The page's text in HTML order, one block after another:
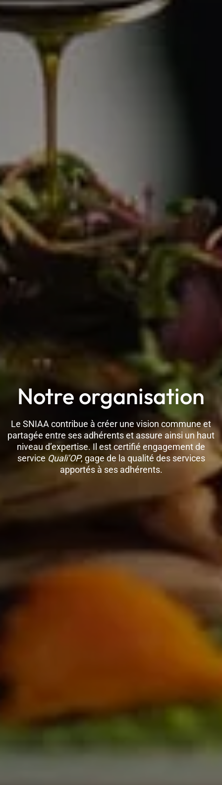
Notre organisation
Le SNIAA contribue à créer une vision commune et
partagée entre ses adhérents et assure ainsi un haut
niveau d’expertise. Il est certifié engagement de
service Quali’OP, gage de la qualité des services
apportés à ses adhérents.